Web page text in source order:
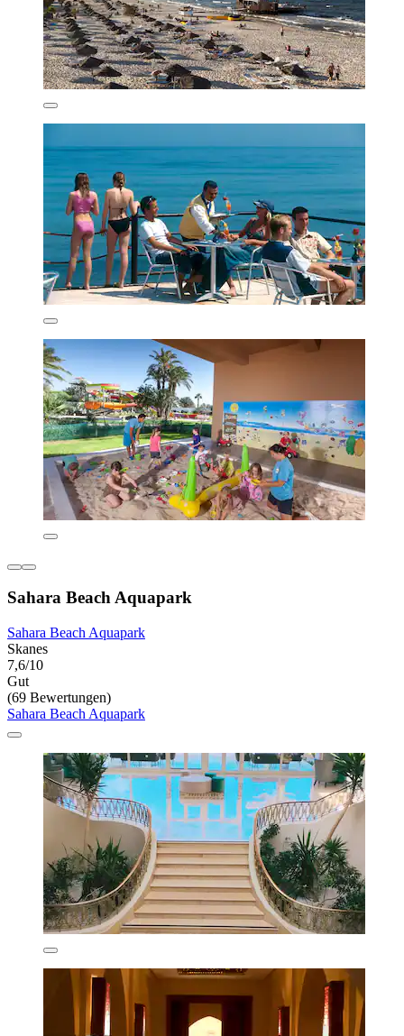
Sahara Beach Aquapark
Sahara Beach Aquapark
Skanes
7,6/10
Gut
(69 Bewertungen)
Sahara Beach Aquapark